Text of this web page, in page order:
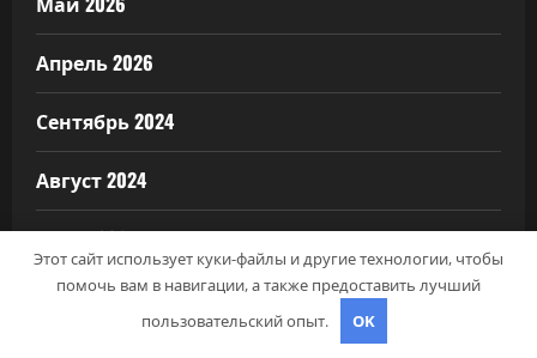
Апрель 2026
Сентябрь 2024
Август 2024
Июль 2024
Июнь 2024
Этот сайт использует куки-файлы и другие технологии, чтобы
помочь вам в навигации, а также предоставить лучший
пользовательский опыт.
OK